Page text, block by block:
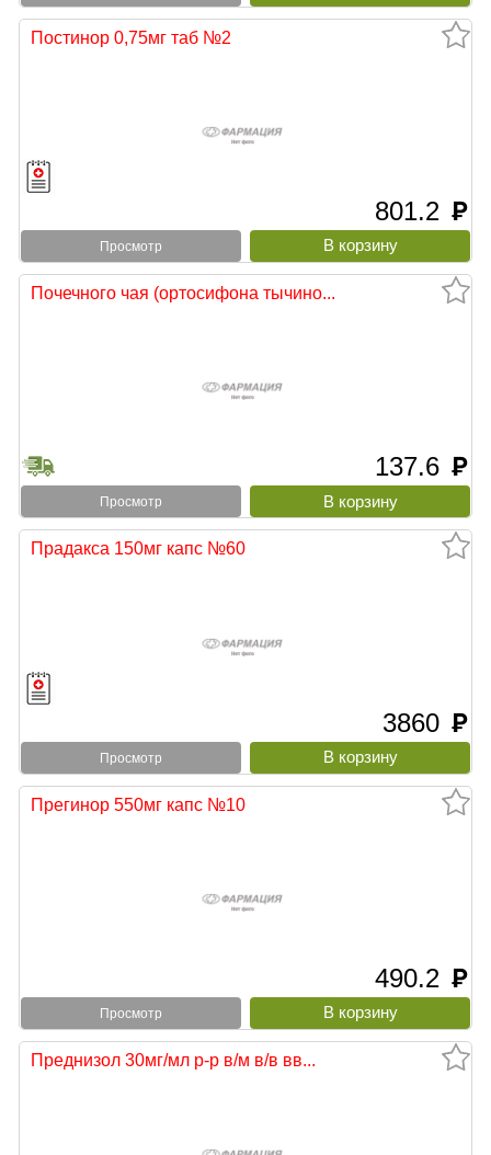
Постинор 0,75мг таб №2
801.2 руб
Просмотр
Почечного чая (ортосифона тычино...
137.6 руб
Просмотр
Прадакса 150мг капс №60
3860 руб
Просмотр
Прегинор 550мг капс №10
490.2 руб
Просмотр
Преднизол 30мг/мл р-р в/м в/в вв...